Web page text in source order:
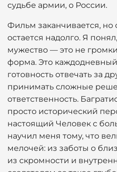
судьбе армии, о России.
Фильм заканчивается,
остается надолго. Я
мужество — это не
форма. Это
готовность отвечать за
принимать сложные
ответственность.
просто исторический
настоящий Человек с
научил меня тому, что
мелочей: из заботы о
из скромности и